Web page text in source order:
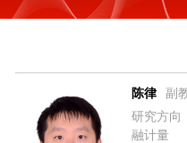
陈律
副
研究方向
融计量